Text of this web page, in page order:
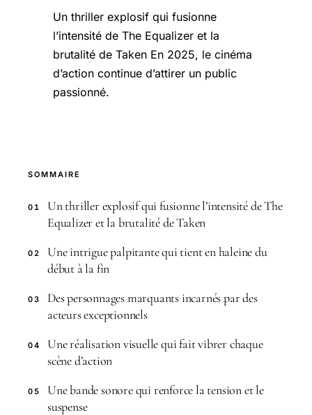
Un thriller explosif qui fusionne
l’intensité de The Equalizer et la
brutalité de Taken En 2025, le cinéma
d’action continue d’attirer un public
passionné.
SOMMAIRE
01
Un thriller explosif qui fusionne l’intensité de The
Equalizer et la brutalité de Taken
02
Une intrigue palpitante qui tient en haleine du
début à la fin
03
Des personnages marquants incarnés par des
acteurs exceptionnels
04
Une réalisation visuelle qui fait vibrer chaque
scène d’action
05
Une bande sonore qui renforce la tension et le
suspense